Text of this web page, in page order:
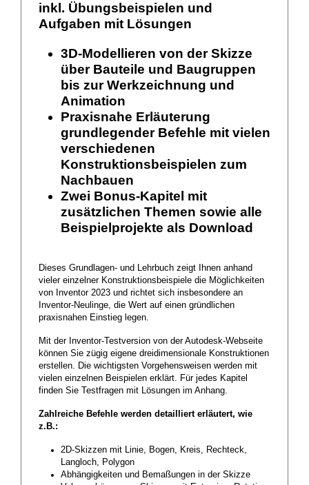
inkl. Übungsbeispielen und
Aufgaben mit Lösungen
3D-Modellieren von der Skizze
über Bauteile und Baugruppen
bis zur Werkzeichnung und
Animation
Praxisnahe Erläuterung
grundlegender Befehle mit vielen
verschiedenen
Konstruktionsbeispielen zum
Nachbauen
Zwei Bonus-Kapitel mit
zusätzlichen Themen sowie alle
Beispielprojekte als Download
Dieses Grundlagen- und Lehrbuch zeigt Ihnen anhand
vieler einzelner Konstruktionsbeispiele die Möglichkeiten
von Inventor 2023 und richtet sich insbesondere an
Inventor-Neulinge, die Wert auf einen gründlichen
praxisnahen Einstieg legen.
Mit der Inventor-Testversion von der Autodesk-Webseite
können Sie zügig eigene dreidimensionale Konstruktionen
erstellen. Die wichtigsten Vorgehensweisen werden mit
vielen einzelnen Beispielen erklärt. Für jedes Kapitel
finden Sie Testfragen mit Lösungen im Anhang.
Zahlreiche Befehle werden detailliert erläutert, wie
z.B.:
2D-Skizzen mit Linie, Bogen, Kreis, Rechteck,
Langloch, Polygon
Abhängigkeiten und Bemaßungen in der Skizze